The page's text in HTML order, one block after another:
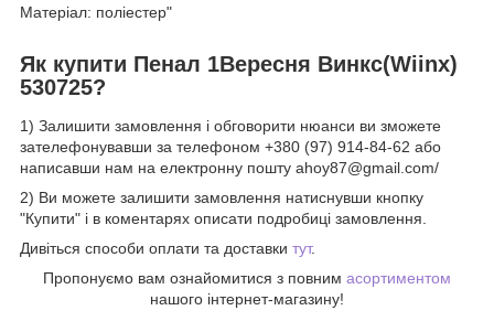
Матеріал: поліестер"
Як купити Пенал 1Вересня Винкс(Wiinx)
530725?
1) Залишити замовлення і обговорити нюанси ви зможете
зателефонувавши за телефоном +380 (97) 914-84-62 або
написавши нам на електронну пошту ahoy87@gmail.com/
2) Ви можете залишити замовлення натиснувши кнопку
"Купити" і в коментарях описати подробиці замовлення.
Дивіться способи оплати та доставки тут.
Пропонуємо вам ознайомитися з повним асортиментом
нашого інтернет-магазину!